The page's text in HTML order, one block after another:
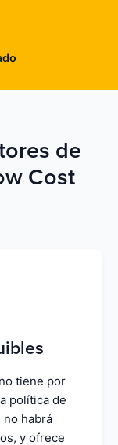
de
Cost
tiene por
política de
habrá
y ofrece